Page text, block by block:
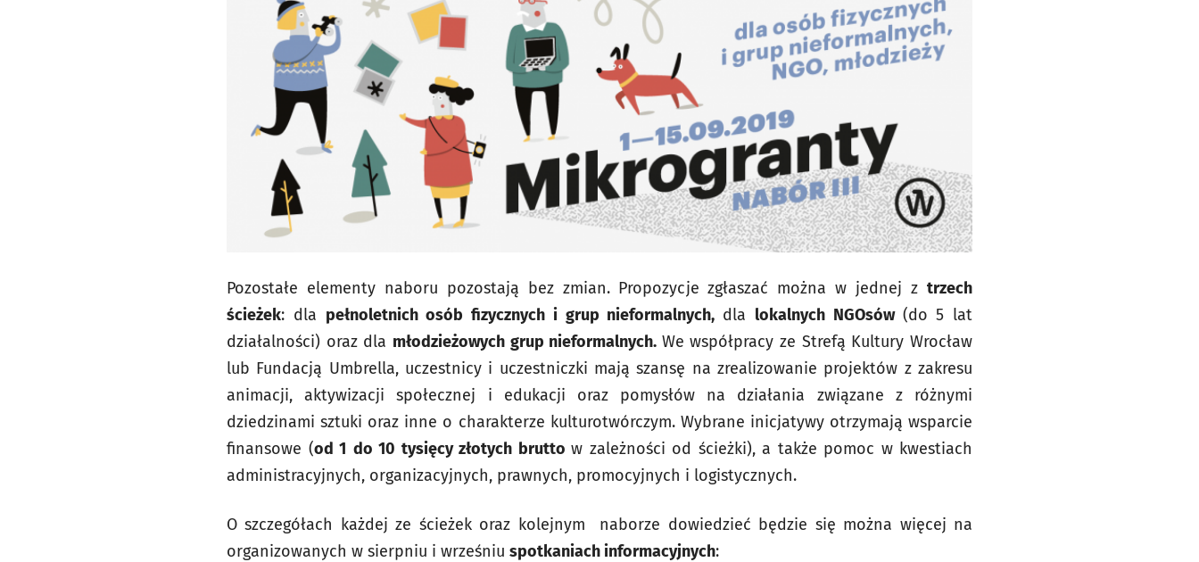
Pozostałe elementy naboru pozostają bez zmian. Propozycje zgłaszać można w jednej z trzech
ścieżek: dla pełnoletnich osób fizycznych i grup nieformalnych, dla lokalnych NGOsów (do 5 lat
działalności) oraz dla młodzieżowych grup nieformalnych. We współpracy ze Strefą Kultury Wrocław
lub Fundacją Umbrella, uczestnicy i uczestniczki mają szansę na zrealizowanie projektów z zakresu
animacji, aktywizacji społecznej i edukacji oraz pomysłów na działania związane z różnymi
dziedzinami sztuki oraz inne o charakterze kulturotwórczym. Wybrane inicjatywy otrzymają wsparcie
finansowe (od 1 do 10 tysięcy złotych brutto w zależności od ścieżki), a także pomoc w kwestiach
administracyjnych, organizacyjnych, prawnych, promocyjnych i logistycznych.
O szczegółach każdej ze ścieżek oraz kolejnym naborze dowiedzieć będzie się można więcej na
organizowanych w sierpniu i wrześniu spotkaniach informacyjnych: